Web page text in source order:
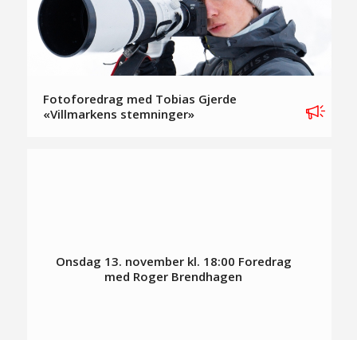
Fotoforedrag med Tobias Gjerde
«Villmarkens stemninger»
Onsdag 13. november kl. 18:00 Foredrag
med Roger Brendhagen